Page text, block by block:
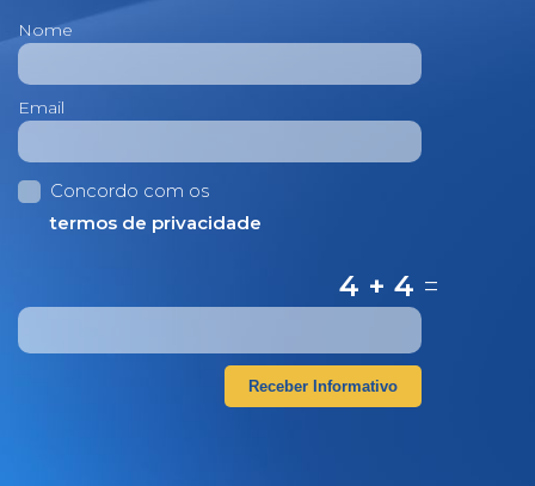
Nome
Email
Concordo com os
termos de privacidade
4 + 4 =
Receber Informativo